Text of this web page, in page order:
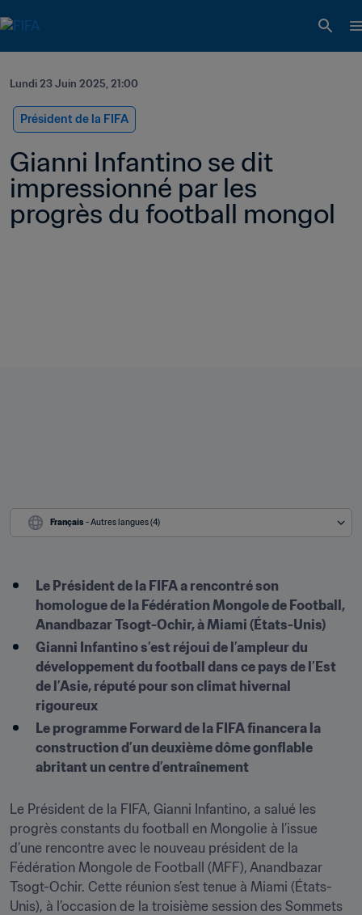
Lundi 23 Juin 2025, 21:00
Président de la FIFA
Gianni Infantino se dit
impressionné par les
progrès du football mongol
Français - Autres langues (4)
Le Président de la FIFA a rencontré son
homologue de la Fédération Mongole de Football,
Anandbazar Tsogt-Ochir, à Miami (États-Unis)
Gianni Infantino s’est réjoui de l’ampleur du
développement du football dans ce pays de l’Est
de l’Asie, réputé pour son climat hivernal
rigoureux
Le programme Forward de la FIFA financera la
construction d’un deuxième dôme gonflable
abritant un centre d’entraînement
Le Président de la FIFA, Gianni Infantino, a salué les
progrès constants du football en Mongolie à l’issue
d’une rencontre avec le nouveau président de la
Fédération Mongole de Football (MFF), Anandbazar
Tsogt-Ochir. Cette réunion s’est tenue à Miami (États-
Unis), à l’occasion de la troisième session des Sommets